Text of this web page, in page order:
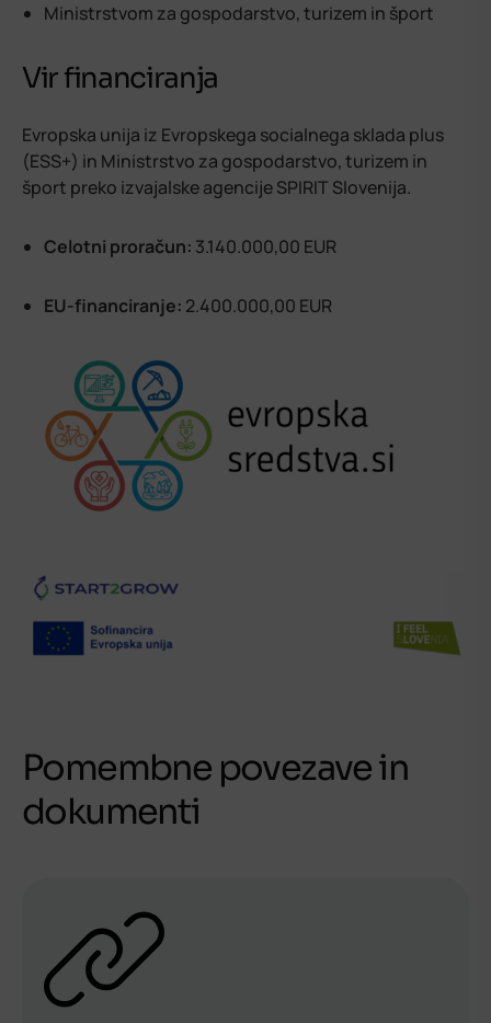
Ministrstvom za gospodarstvo, turizem in šport
Vir financiranja
Evropska unija iz Evropskega socialnega sklada plus
(ESS+) in Ministrstvo za gospodarstvo, turizem in
šport preko izvajalske agencije SPIRIT Slovenija.
Celotni proračun: 3.140.000,00 EUR
EU-financiranje: 2.400.000,00 EUR
Pomembne povezave in
dokumenti